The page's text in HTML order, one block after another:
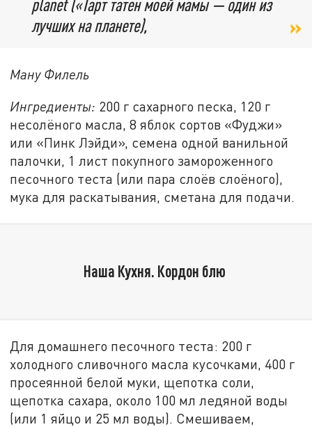
planet («Тарт татен моей мамы — один из
лучших на планете),
Ману Филель
Ингредиенты: 200 г сахарного песка, 120 г
несолёного масла, 8 яблок сортов «Фуджи»
или «Пинк Лэйди», семена одной ванильной
палочки, 1 лист покупного замороженного
песочного теста (или пара слоёв слоёного),
мука для раскатывания, сметана для подачи.
Наша Кухня. Кордон блю
Для домашнего песочного теста: 200 г
холодного сливочного масла кусочками, 400 г
просеянной белой муки, щепотка соли,
щепотка сахара, около 100 мл ледяной воды
(или 1 яйцо и 25 мл воды). Смешиваем,